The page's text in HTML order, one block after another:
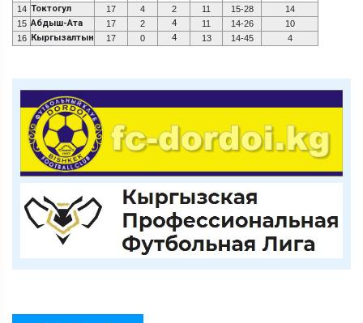
14 Токтогул 17 4 2 11 15-28
14
15 Абдыш-Ата 17 2 4 11 14-26
10
16 Кыргызалтын 17 0 4 13 14-45 4